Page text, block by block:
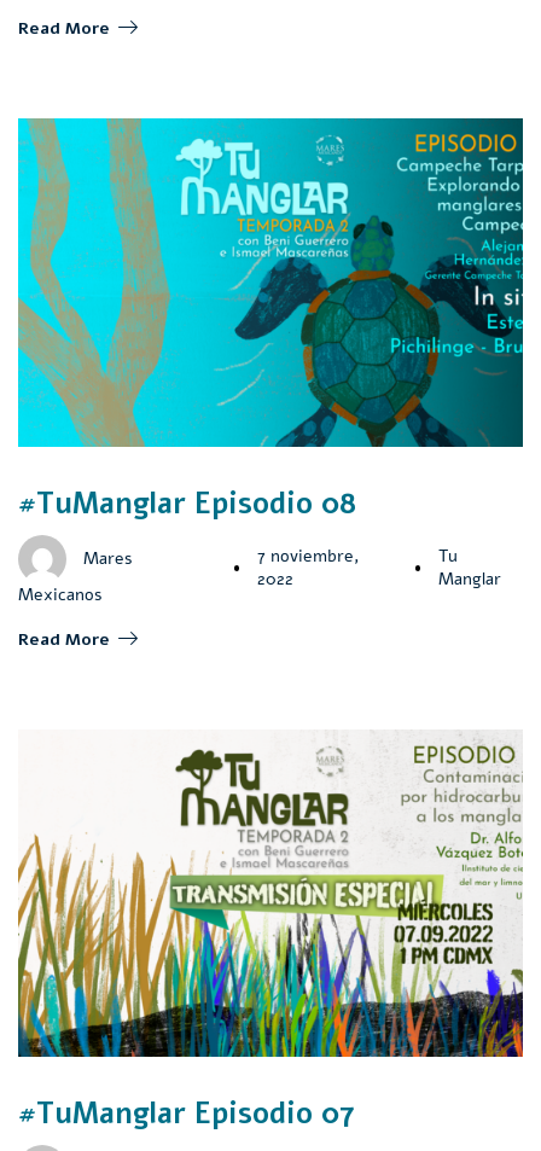
Read More
#TuManglar Episodio 08
Mares
Mexicanos
7 noviembre,
2022
Tu
Manglar
Read More
#TuManglar Episodio 07